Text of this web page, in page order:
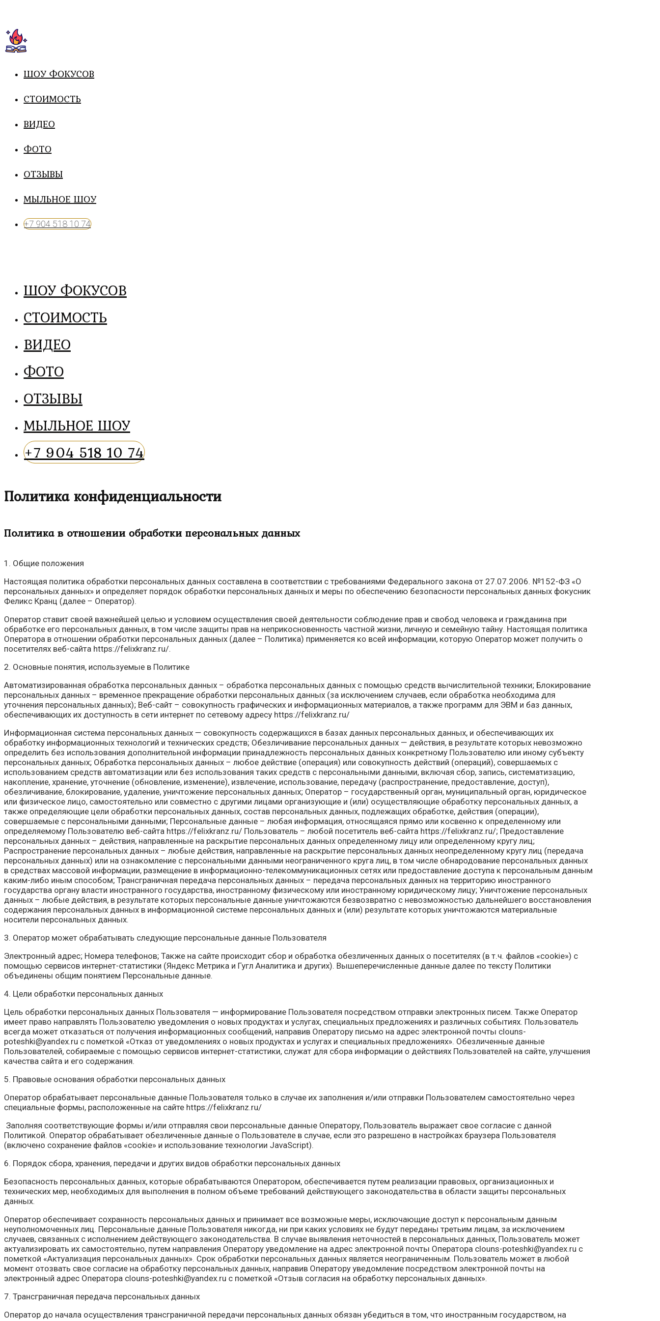
ШОУ ФОКУСОВ
СТОИМОСТЬ
ВИДЕО
ФОТО
ОТЗЫВЫ
МЫЛЬНОЕ ШОУ
+7 904 518 10 74
ШОУ ФОКУСОВ
СТОИМОСТЬ
ВИДЕО
ФОТО
ОТЗЫВЫ
МЫЛЬНОЕ ШОУ
+7 904 518 10 74
Политика конфиденциальности
Политика в отношении обработки персональных данных
1. Общие положения
Настоящая политика обработки персональных данных составлена в соответствии с требованиями Федерального закона от 27.07.2006. №152-ФЗ «О
персональных данных» и определяет порядок обработки персональных данных и меры по обеспечению безопасности персональных данных фокусник
Феликс Кранц (далее – Оператор).
Оператор ставит своей важнейшей целью и условием осуществления своей деятельности соблюдение прав и свобод человека и гражданина при
обработке его персональных данных, в том числе защиты прав на неприкосновенность частной жизни, личную и семейную тайну. Настоящая политика
Оператора в отношении обработки персональных данных (далее – Политика) применяется ко всей информации, которую Оператор может получить о
посетителях веб-сайта https://felixkranz.ru/.
2. Основные понятия, используемые в Политике
Автоматизированная обработка персональных данных – обработка персональных данных с помощью средств вычислительной техники; Блокирование
персональных данных – временное прекращение обработки персональных данных (за исключением случаев, если обработка необходима для
уточнения персональных данных); Веб-сайт – совокупность графических и информационных материалов, а также программ для ЭВМ и баз данных,
обеспечивающих их доступность в сети интернет по сетевому адресу https://felixkranz.ru/
Информационная система персональных данных — совокупность содержащихся в базах данных персональных данных, и обеспечивающих их
обработку информационных технологий и технических средств; Обезличивание персональных данных — действия, в результате которых невозможно
определить без использования дополнительной информации принадлежность персональных данных конкретному Пользователю или иному субъекту
персональных данных; Обработка персональных данных – любое действие (операция) или совокупность действий (операций), совершаемых с
использованием средств автоматизации или без использования таких средств с персональными данными, включая сбор, запись, систематизацию,
накопление, хранение, уточнение (обновление, изменение), извлечение, использование, передачу (распространение, предоставление, доступ),
обезличивание, блокирование, удаление, уничтожение персональных данных; Оператор – государственный орган, муниципальный орган, юридическое
или физическое лицо, самостоятельно или совместно с другими лицами организующие и (или) осуществляющие обработку персональных данных, а
также определяющие цели обработки персональных данных, состав персональных данных, подлежащих обработке, действия (операции),
совершаемые с персональными данными; Персональные данные – любая информация, относящаяся прямо или косвенно к определенному или
определяемому Пользователю веб-сайта https://felixkranz.ru/ Пользователь – любой посетитель веб-сайта https://felixkranz.ru/; Предоставление
персональных данных – действия, направленные на раскрытие персональных данных определенному лицу или определенному кругу лиц;
Распространение персональных данных – любые действия, направленные на раскрытие персональных данных неопределенному кругу лиц (передача
персональных данных) или на ознакомление с персональными данными неограниченного круга лиц, в том числе обнародование персональных данных
в средствах массовой информации, размещение в информационно-телекоммуникационных сетях или предоставление доступа к персональным данным
каким-либо иным способом; Трансграничная передача персональных данных – передача персональных данных на территорию иностранного
государства органу власти иностранного государства, иностранному физическому или иностранному юридическому лицу; Уничтожение персональных
данных – любые действия, в результате которых персональные данные уничтожаются безвозвратно с невозможностью дальнейшего восстановления
содержания персональных данных в информационной системе персональных данных и (или) результате которых уничтожаются материальные
носители персональных данных.
3. Оператор может обрабатывать следующие персональные данные Пользователя
Электронный адрес; Номера телефонов; Также на сайте происходит сбор и обработка обезличенных данных о посетителях (в т.ч. файлов «cookie») с
помощью сервисов интернет-статистики (Яндекс Метрика и Гугл Аналитика и других). Вышеперечисленные данные далее по тексту Политики
объединены общим понятием Персональные данные.
4. Цели обработки персональных данных
Цель обработки персональных данных Пользователя — информирование Пользователя посредством отправки электронных писем. Также Оператор
имеет право направлять Пользователю уведомления о новых продуктах и услугах, специальных предложениях и различных событиях. Пользователь
всегда может отказаться от получения информационных сообщений, направив Оператору письмо на адрес электронной почты clouns-
poteshki@yandex.ru с пометкой «Отказ от уведомлениях о новых продуктах и услугах и специальных предложениях». Обезличенные данные
Пользователей, собираемые с помощью сервисов интернет-статистики, служат для сбора информации о действиях Пользователей на сайте, улучшения
качества сайта и его содержания.
5. Правовые основания обработки персональных данных
Оператор обрабатывает персональные данные Пользователя только в случае их заполнения и/или отправки Пользователем самостоятельно через
специальные формы, расположенные на сайте https://felixkranz.ru/
Заполняя соответствующие формы и/или отправляя свои персональные данные Оператору, Пользователь выражает свое согласие с данной
Политикой. Оператор обрабатывает обезличенные данные о Пользователе в случае, если это разрешено в настройках браузера Пользователя
(включено сохранение файлов «cookie» и использование технологии JavaScript).
6. Порядок сбора, хранения, передачи и других видов обработки персональных данных
Безопасность персональных данных, которые обрабатываются Оператором, обеспечивается путем реализации правовых, организационных и
технических мер, необходимых для выполнения в полном объеме требований действующего законодательства в области защиты персональных
данных.
Оператор обеспечивает сохранность персональных данных и принимает все возможные меры, исключающие доступ к персональным данным
неуполномоченных лиц. Персональные данные Пользователя никогда, ни при каких условиях не будут переданы третьим лицам, за исключением
случаев, связанных с исполнением действующего законодательства. В случае выявления неточностей в персональных данных, Пользователь может
актуализировать их самостоятельно, путем направления Оператору уведомление на адрес электронной почты Оператора clouns-poteshki@yandex.ru с
пометкой «Актуализация персональных данных». Срок обработки персональных данных является неограниченным. Пользователь может в любой
момент отозвать свое согласие на обработку персональных данных, направив Оператору уведомление посредством электронной почты на
электронный адрес Оператора clouns-poteshki@yandex.ru с пометкой «Отзыв согласия на обработку персональных данных».
7. Трансграничная передача персональных данных
Оператор до начала осуществления трансграничной передачи персональных данных обязан убедиться в том, что иностранным государством, на